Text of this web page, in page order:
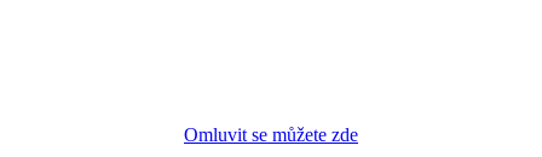
Omluvit se můžete zde